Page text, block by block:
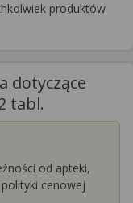
produktów
dotyczące
tabl.
od apteki,
cenowej